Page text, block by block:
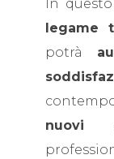
In
legame
potrà
nuovi